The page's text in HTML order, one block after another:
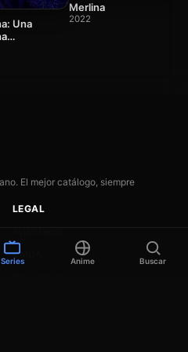
Una
Merlina
2022
El mejor catálogo, siempre
LEGAL
DMCA
Series Anime Buscar